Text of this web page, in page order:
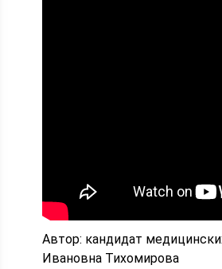
Автор: кандидат
Ивановна Тихомирова